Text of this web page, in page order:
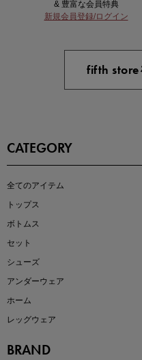
即戦力アイテム続々対象
& 豊富な会員特典
新規会員登録/ログイン
fifth
CATEGORY
全てのアイテム
トップス
ボトムス
セット
シューズ
アンダーウェア
ホーム
レッグウェア
BRAND